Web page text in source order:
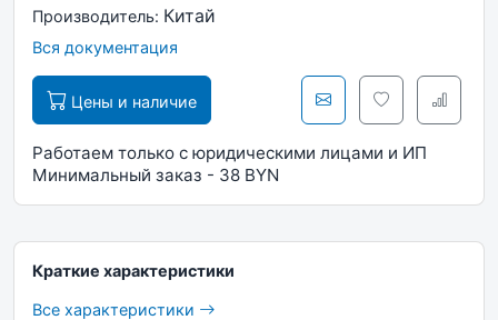
Производитель: Китай
Вся документация
Цены и наличие
Работаем только с юридическими лицами и ИП
Минимальный заказ - 38 BYN
Краткие характеристики
Все характеристики